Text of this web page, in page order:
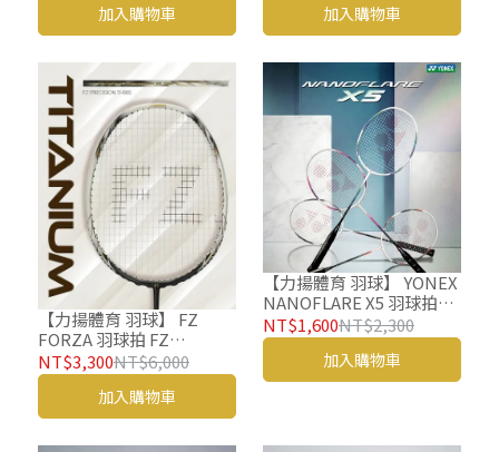
加入購物車 加入購物車
【力揚體育 羽球】 FZ
FORZA 羽球拍 FZ
PRECISION TI 88S 羽毛球
拍
NT$3,300NT$6,000
加入購物車
【力揚體育 羽球】 YONEX
NANOFLARE X5 羽球拍NF
X5 羽毛球拍 入門羽球拍 穿
線拍
NT$1,600NT$2,300
加入購物車